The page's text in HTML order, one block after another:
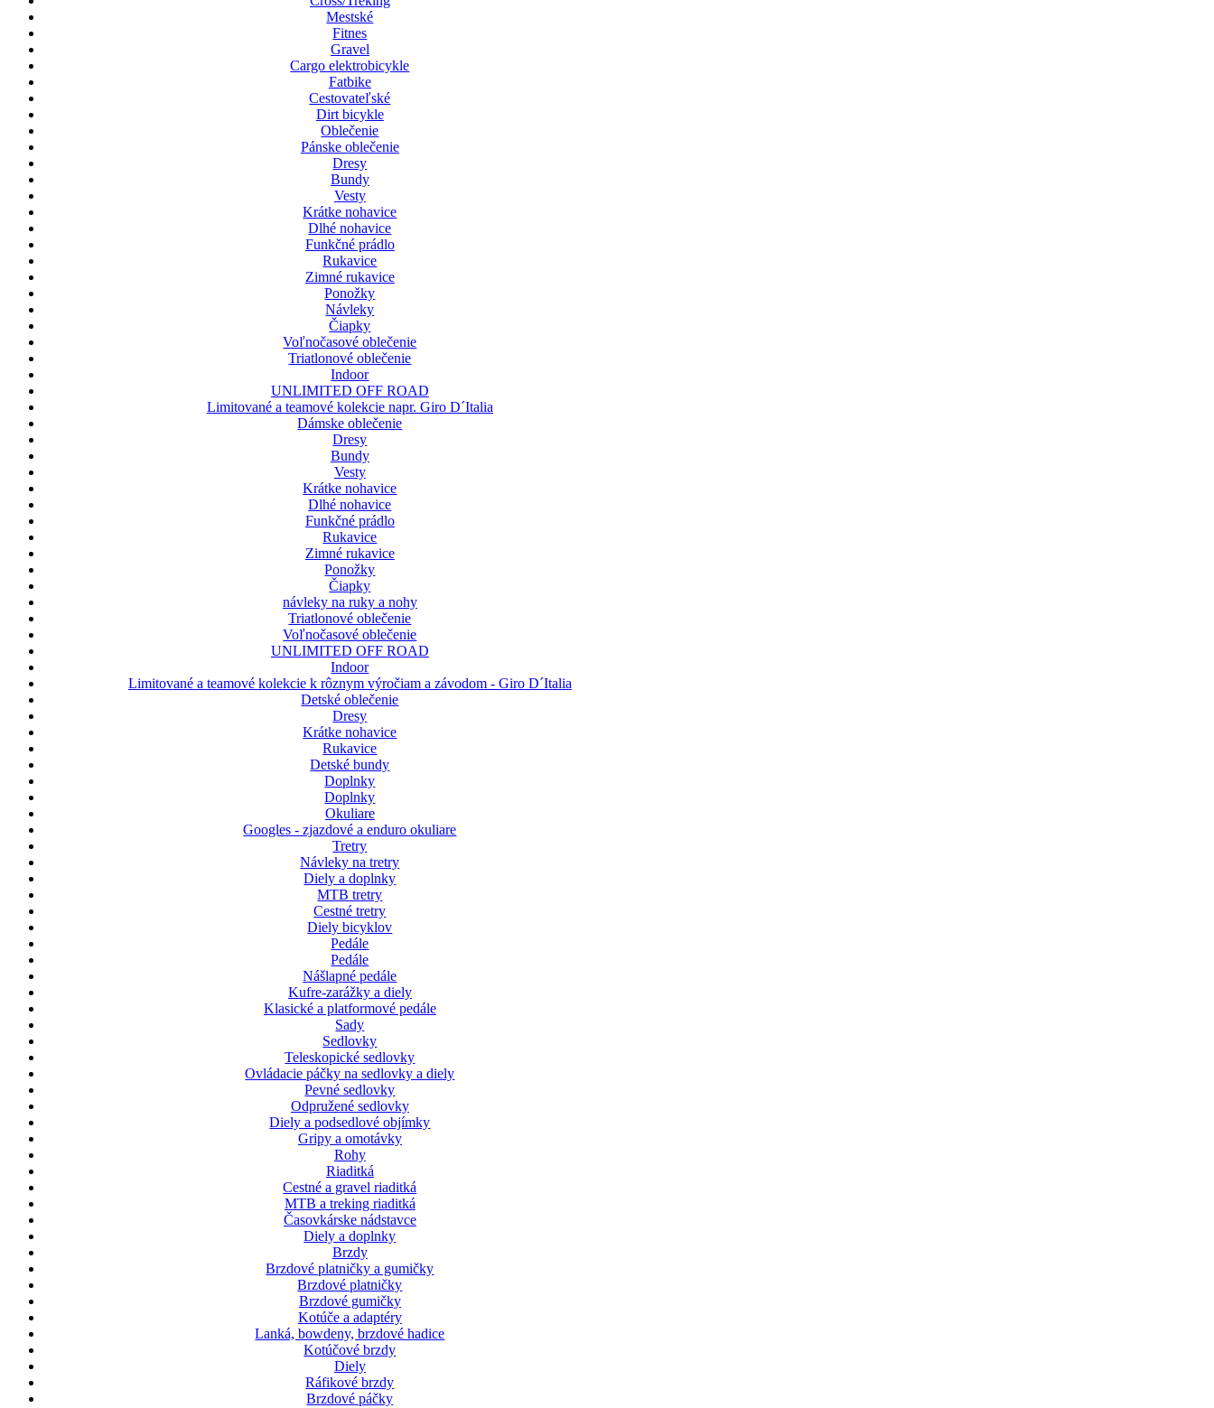
Mestské
Fitnes
Gravel
Cargo elektrobicykle
Fatbike
Cestovateľské
Dirt bicykle
Oblečenie
Pánske oblečenie
Dresy
Bundy
Vesty
Krátke nohavice
Dlhé nohavice
Funkčné prádlo
Rukavice
Zimné rukavice
Ponožky
Návleky
Čiapky
Voľnočasové oblečenie
Triatlonové oblečenie
Indoor
UNLIMITED OFF ROAD
Limitované a teamové kolekcie napr. Giro D´Italia
Dámske oblečenie
Dresy
Bundy
Vesty
Krátke nohavice
Dlhé nohavice
Funkčné prádlo
Rukavice
Zimné rukavice
Ponožky
Čiapky
návleky na ruky a nohy
Triatlonové oblečenie
Voľnočasové oblečenie
UNLIMITED OFF ROAD
Indoor
Limitované a teamové kolekcie k rôznym výročiam a závodom - Giro D´Italia
Detské oblečenie
Dresy
Krátke nohavice
Rukavice
Detské bundy
Doplnky
Doplnky
Okuliare
Googles - zjazdové a enduro okuliare
Tretry
Návleky na tretry
Diely a doplnky
MTB tretry
Cestné tretry
Diely bicyklov
Pedále
Pedále
Nášlapné pedále
Kufre-zarážky a diely
Klasické a platformové pedále
Sady
Sedlovky
Teleskopické sedlovky
Ovládacie páčky na sedlovky a diely
Pevné sedlovky
Odpružené sedlovky
Diely a podsedlové objímky
Gripy a omotávky
Rohy
Riaditká
Cestné a gravel riaditká
MTB a treking riaditká
Časovkárske nádstavce
Diely a doplnky
Brzdy
Brzdové platničky a gumičky
Brzdové platničky
Brzdové gumičky
Kotúče a adaptéry
Lanká, bowdeny, brzdové hadice
Kotúčové brzdy
Diely
Ráfikové brzdy
Brzdové páčky